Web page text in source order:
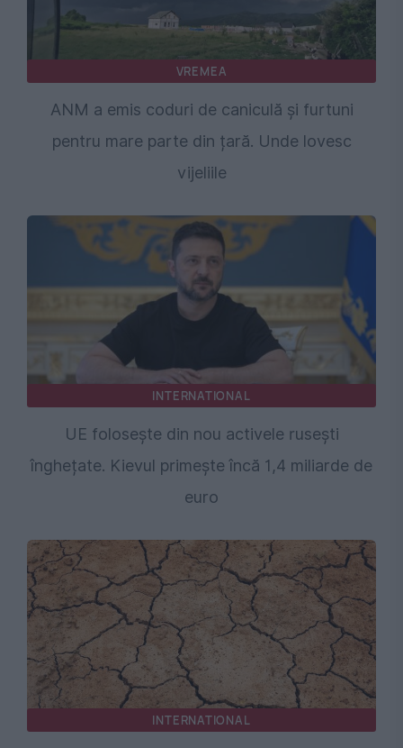
VREMEA
ANM a emis coduri de caniculă și furtuni
pentru mare parte din țară. Unde lovesc
vijeliile
INTERNATIONAL
UE folosește din nou activele rusești
înghețate. Kievul primește încă 1,4 miliarde de
euro
INTERNATIONAL